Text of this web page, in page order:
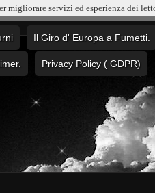
Il Giro d' Europa a Fumetti.
Privacy Policy ( GDPR)
migliorare servizi ed esperienza dei